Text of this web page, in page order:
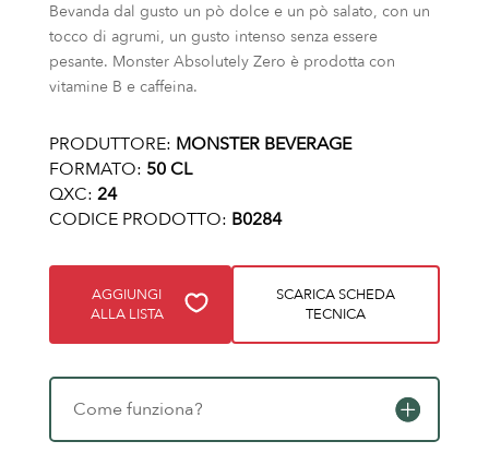
Bevanda dal gusto un pò dolce e un pò salato, con un
tocco di agrumi, un gusto intenso senza essere
pesante. Monster Absolutely Zero è prodotta con
vitamine B e caffeina.
PRODUTTORE: MONSTER BEVERAGE
FORMATO: 50 CL
QXC: 24
CODICE PRODOTTO: B0284
AGGIUNGI
ALLA LISTA
SCARICA SCHEDA
TECNICA
Come funziona?